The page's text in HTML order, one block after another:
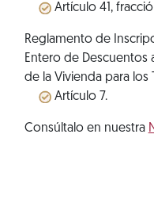
Artículo 41,
Reglamento de
Entero de Descuentos
de la Vivienda para los
Artículo 7.
Consúltalo en nuestra